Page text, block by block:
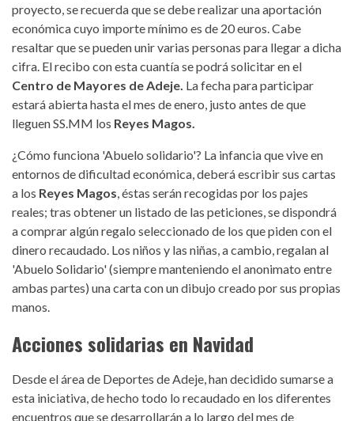
proyecto, se recuerda que se debe realizar una aportación
económica cuyo importe mínimo es de 20 euros. Cabe
resaltar que se pueden unir varias personas para llegar a dicha
cifra. El recibo con esta cuantía se podrá solicitar en el
Centro de Mayores de Adeje. La fecha para participar
estará abierta hasta el mes de enero, justo antes de que
lleguen SS.MM los Reyes Magos.
¿Cómo funciona 'Abuelo solidario'? La infancia que vive en
entornos de dificultad económica, deberá escribir sus cartas
a los Reyes Magos, éstas serán recogidas por los pajes
reales; tras obtener un listado de las peticiones, se dispondrá
a comprar algún regalo seleccionado de los que piden con el
dinero recaudado. Los niños y las niñas, a cambio, regalan al
'Abuelo Solidario' (siempre manteniendo el anonimato entre
ambas partes) una carta con un dibujo creado por sus propias
manos.
Acciones solidarias en Navidad
Desde el área de Deportes de Adeje, han decidido sumarse a
esta iniciativa, de hecho todo lo recaudado en los diferentes
encuentros que se desarrollarán a lo largo del mes de